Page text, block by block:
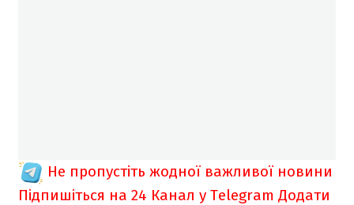
Не пропустіть жодної важливої новини
Підпишіться на 24 Канал у Telegram Додати